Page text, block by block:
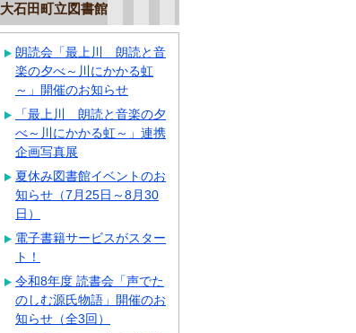
大石田町立図書館
朗読会「最上川 朗読と音
楽の夕べ～川にかかる虹
～」開催のお知らせ
「最上川 朗読と音楽の夕
べ～川にかかる虹～」連携
企画写真展
夏休み図書館イベントのお
知らせ（7月25日～8月30
日）
電子書籍サービスがスター
ト！
令和8年度 読書会「声でた
のしむ源氏物語」開催のお
知らせ（全3回）